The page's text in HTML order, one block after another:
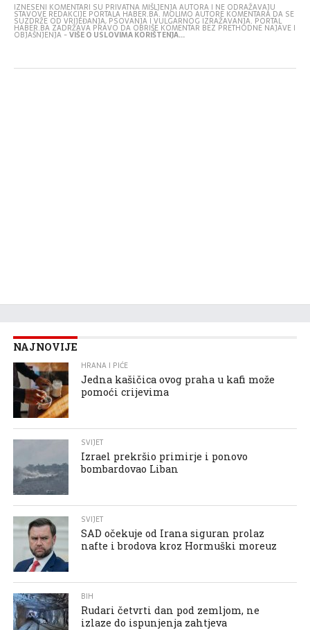
IZNESENI KOMENTARI SU PRIVATNA MIŠLJENJA AUTORA I NE ODRAŽAVAJU
STAVOVE REDAKCIJE PORTALA HABER.BA. MOLIMO AUTORE KOMENTARA DA SE
SUZDRŽE OD VRIJEĐANJA, PSOVANJA I VULGARNOG IZRAŽAVANJA. PORTAL
HABER.BA ZADRŽAVA PRAVO DA OBRIŠE KOMENTAR BEZ PRETHODNE NAJAVE I
OBJAŠNJENJA -VIŠE O USLOVIMA KORIŠTENJA...
NAJNOVIJE
HRANA I PIĆE
Jedna kašičica ovog praha u kafi može
pomoći crijevima
SVIJET
Izrael prekršio primirje i ponovo
bombardovao Liban
SVIJET
SAD očekuje od Irana siguran prolaz
nafte i brodova kroz Hormuški moreuz
BIH
Rudari četvrti dan pod zemljom, ne
izlaze do ispunjenja zahtjeva